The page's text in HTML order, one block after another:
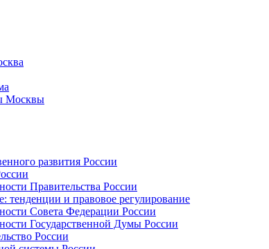
Москвы
развития России
Правительства России
тенденции и правовое регулирование
Совета Федерации России
Государственной Думы России
России